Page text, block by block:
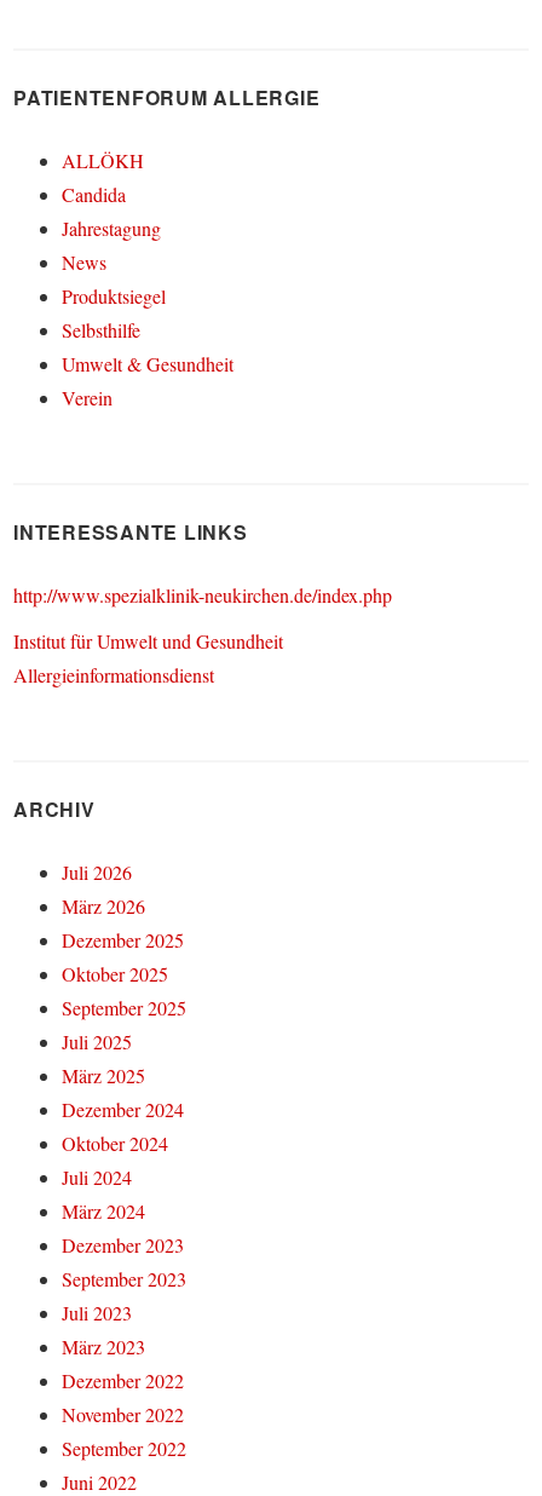
PATIENTENFORUM ALLERGIE
ALLÖKH
Candida
Jahrestagung
News
Produktsiegel
Selbsthilfe
Umwelt & Gesundheit
Verein
INTERESSANTE LINKS
http://www.spezialklinik-neukirchen.de/index.php
Institut für Umwelt und Gesundheit
Allergieinformationsdienst
ARCHIV
Juli 2026
März 2026
Dezember 2025
Oktober 2025
September 2025
Juli 2025
März 2025
Dezember 2024
Oktober 2024
Juli 2024
März 2024
Dezember 2023
September 2023
Juli 2023
März 2023
Dezember 2022
November 2022
September 2022
Juni 2022